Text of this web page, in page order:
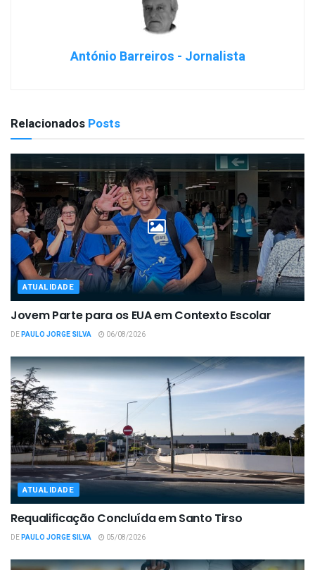
António Barreiros - Jornalista
Relacionados Posts
ATUALIDADE
Jovem Parte para os EUA em Contexto Escolar
DEPAULO JORGE SILVA 06/08/2026
ATUALIDADE
Requalificação Concluída em Santo Tirso
DEPAULO JORGE SILVA 05/08/2026